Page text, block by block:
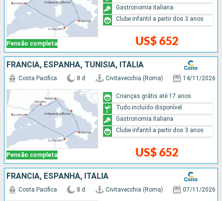
Pensão completa US$ 652
Gastronomia italiana
Clube infantil a partir dos 3 anos
FRANCIA, ESPANHA, TUNÍSIA, ITÁLIA
Pensão completa
Costa Pacifica 8 d Civitavecchia (Roma) 14/11/2026
US$ 652
Crianças grátis até 17 anos
Tudo incluído disponível
Gastronomia italiana
Clube infantil a partir dos 3 anos
FRANCIA, ESPANHA, ITÁLIA
Costa Pacifica 8 d Civitavecchia (Roma) 07/11/2026